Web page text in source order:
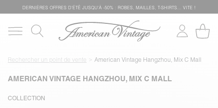
DERNIÈRES OFFRES D'ÉTÊ JUSQU'À -50% : ROBES, MAILLES, T-SHIRTS... VITE !
Rechercher un point de vente American Vintage Hangzhou, Mix C Mall
AMERICAN VINTAGE HANGZHOU, MIX C MALL
COLLECTION